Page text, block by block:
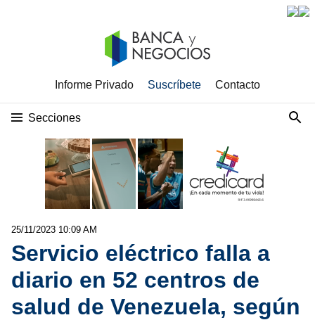
Informe Privado Suscríbete Contacto
Secciones
25/11/2023 10:09 AM
Servicio eléctrico falla a
diario en 52 centros de
salud de Venezuela, según